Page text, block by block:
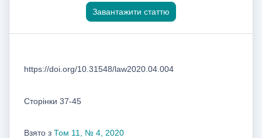
Завантажити статтю
https://doi.org/10.31548/law2020.04.004
Сторінки 37-45
Взято з Том 11, № 4, 2020